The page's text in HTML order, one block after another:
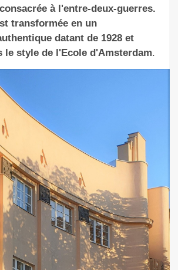
à l'entre-deux-guerres.
transformée en un
datant de 1928 et
le style de l'Ecole d'Amsterdam.